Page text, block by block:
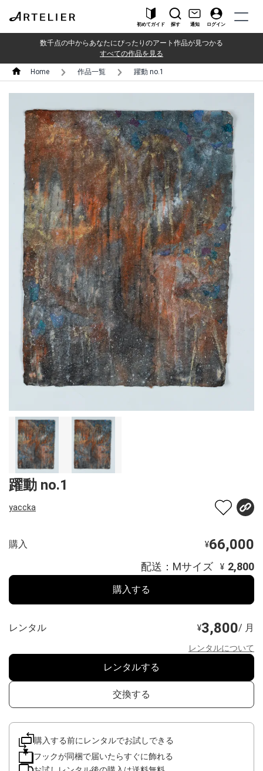
初めてガイド 探す 通知 ログイン
数千点の中からあなたにぴったりのアート作品が見つかる
すべての作品を見る
Home 作品一覧 躍動 no.1
躍動 no.1
yaccka
購入 ¥66,000
配送：Mサイズ ¥ 2,800
購入する
レンタル ¥3,800/ 月
レンタルについて
レンタルする
交換する
購入する前にレンタルでお試しできる
フックが同梱で届いたらすぐに飾れる